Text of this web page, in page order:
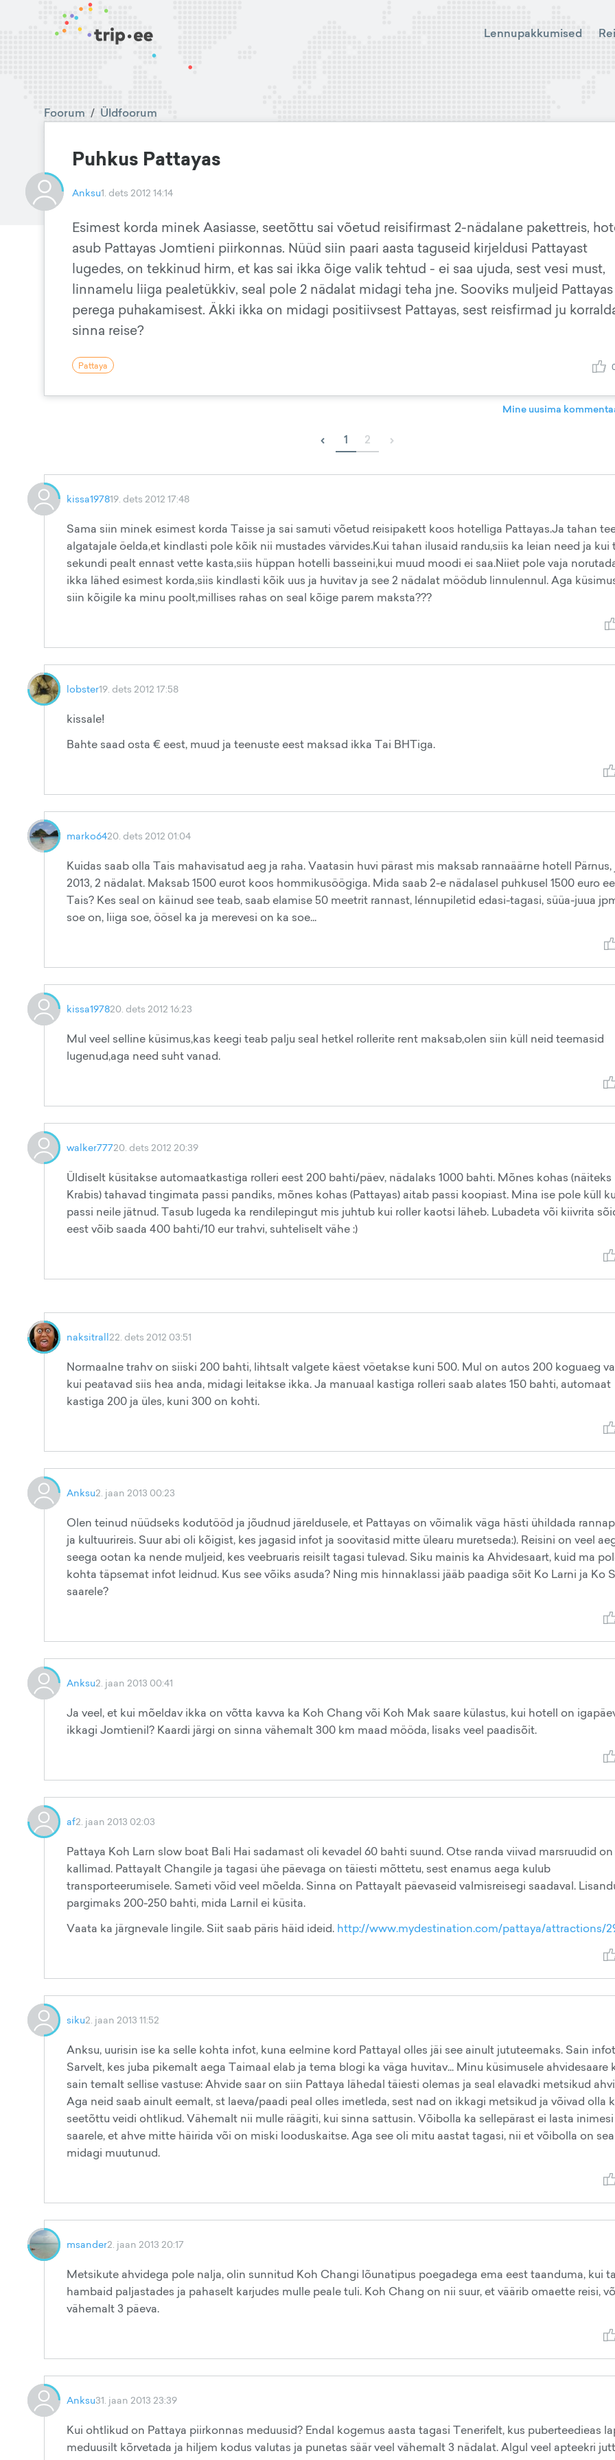
Lennupakkumised
Foorum / Üldfoorum
Puhkus Pattayas
Anksu1. dets 2012 14:14
Esimest korda minek Aasiasse, seetõttu sai võetud reisifirmast 2-nädalane pakettreis,
asub Pattayas Jomtieni piirkonnas. Nüüd siin paari aasta taguseid kirjeldusi Pattayast
lugedes, on tekkinud hirm, et kas sai ikka õige valik tehtud - ei saa ujuda, sest vesi must,
linnamelu liiga pealetükkiv, seal pole 2 nädalat midagi teha jne. Sooviks muljeid Pattayas
perega puhakamisest. Äkki ikka on midagi positiivsest Pattayas, sest reisfirmad ju
sinna reise?
Pattaya
Mine uusima
‹ 1 2 ›
kissa197819. dets 2012 17:48
Sama siin minek esimest korda Taisse ja sai samuti võetud reisipakett koos hotelliga Pattayas.Ja tahan
algatajale öelda,et kindlasti pole kõik nii mustades värvides.Kui tahan ilusaid randu,siis ka leian need ja kui
sekundi pealt ennast vette kasta,siis hüppan hotelli basseini,kui muud moodi ei saa.Niiet pole vaja
ikka lähed esimest korda,siis kindlasti kõik uus ja huvitav ja see 2 nädalat möödub linnulennul. Aga
siin kõigile ka minu poolt,millises rahas on seal kõige parem maksta???
lobster19. dets 2012 17:58
kissale!
Bahte saad osta € eest, muud ja teenuste eest maksad ikka Tai BHTiga.
marko6420. dets 2012 01:04
Kuidas saab olla Tais mahavisatud aeg ja raha. Vaatasin huvi pärast mis maksab rannaäärne hotell Pärnus,
2013, 2 nädalat. Maksab 1500 eurot koos hommikusöögiga. Mida saab 2-e nädalasel puhkusel 1500 euro
Tais? Kes seal on käinud see teab, saab elamise 50 meetrit rannast, lénnupiletid edasi-tagasi, süüa-juua
soe on, liiga soe, öösel ka ja merevesi on ka soe...
kissa197820. dets 2012 16:23
Mul veel selline küsimus,kas keegi teab palju seal hetkel rollerite rent maksab,olen siin küll neid teemasid
lugenud,aga need suht vanad.
walker77720. dets 2012 20:39
Üldiselt küsitakse automaatkastiga rolleri eest 200 bahti/päev, nädalaks 1000 bahti. Mõnes kohas (näiteks
Krabis) tahavad tingimata passi pandiks, mõnes kohas (Pattayas) aitab passi koopiast. Mina ise pole küll
passi neile jätnud. Tasub lugeda ka rendilepingut mis juhtub kui roller kaotsi läheb. Lubadeta või kiivrita
eest võib saada 400 bahti/10 eur trahvi, suhteliselt vähe :)
naksitrall22. dets 2012 03:51
Normaalne trahv on siiski 200 bahti, lihtsalt valgete käest vöetakse kuni 500. Mul on autos 200 koguaeg
kui peatavad siis hea anda, midagi leitakse ikka. Ja manuaal kastiga rolleri saab alates 150 bahti, automaat
kastiga 200 ja üles, kuni 300 on kohti.
Anksu2. jaan 2013 00:23
Olen teinud nüüdseks kodutööd ja jõudnud järeldusele, et Pattayas on võimalik väga hästi ühildada
ja kultuurireis. Suur abi oli kõigist, kes jagasid infot ja soovitasid mitte ülearu muretseda:). Reisini on veel
seega ootan ka nende muljeid, kes veebruaris reisilt tagasi tulevad. Siku mainis ka Ahvidesaart, kuid ma
kohta täpsemat infot leidnud. Kus see võiks asuda? Ning mis hinnaklassi jääb paadiga sõit Ko Larni ja Ko
saarele?
Anksu2. jaan 2013 00:41
Ja veel, et kui mõeldav ikka on võtta kavva ka Koh Chang või Koh Mak saare külastus, kui hotell on
ikkagi Jomtienil? Kaardi järgi on sinna vähemalt 300 km maad mööda, lisaks veel paadisõit.
af2. jaan 2013 02:03
Pattaya Koh Larn slow boat Bali Hai sadamast oli kevadel 60 bahti suund. Otse randa viivad marsruudid on
kallimad. Pattayalt Changile ja tagasi ühe päevaga on täiesti mõttetu, sest enamus aega kulub
transporteerumisele. Sameti võid veel mõelda. Sinna on Pattayalt päevaseid valmisreisegi saadaval.
pargimaks 200-250 bahti, mida Larnil ei küsita.
Vaata ka järgnevale lingile. Siit saab päris häid ideid. http://www.mydestination.com/pattaya/attractions/
siku2. jaan 2013 11:52
Anksu, uurisin ise ka selle kohta infot, kuna eelmine kord Pattayal olles jäi see ainult jututeemaks. Sain
Sarvelt, kes juba pikemalt aega Taimaal elab ja tema blogi ka väga huvitav... Minu küsimusele ahvidesaare
sain temalt sellise vastuse: Ahvide saar on siin Pattaya lähedal täiesti olemas ja seal elavadki metsikud
Aga neid saab ainult eemalt, st laeva/paadi peal olles imetleda, sest nad on ikkagi metsikud ja võivad olla
seetõttu veidi ohtlikud. Vähemalt nii mulle räägiti, kui sinna sattusin. Võibolla ka sellepärast ei lasta
saarele, et ahve mitte häirida või on miski looduskaitse. Aga see oli mitu aastat tagasi, nii et võibolla on
midagi muutunud.
msander2. jaan 2013 20:17
Metsikute ahvidega pole nalja, olin sunnitud Koh Changi lõunatipus poegadega ema eest taanduma, kui ta
hambaid paljastades ja pahaselt karjudes mulle peale tuli. Koh Chang on nii suur, et väärib omaette reisi,
vähemalt 3 päeva.
Anksu31. jaan 2013 23:39
Kui ohtlikud on Pattaya piirkonnas meduusid? Endal kogemus aasta tagasi Tenerifelt, kus puberteedieas
meduusilt kõrvetada ja hiljem kodus valutas ja punetas säär veel vähemalt 3 nädalat. Algul veel apteekri